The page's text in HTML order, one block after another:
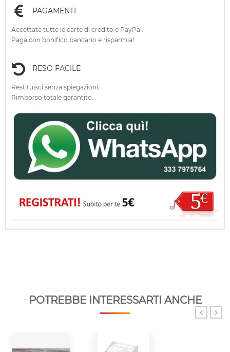
PAGAMENTI
Accettate tutte le carte di credito e PayPal.
Paga con bonifico bancario e risparmia!
RESO FACILE
Restituisci senza spiegazioni.
Rimborso totale garantito.
POTREBBE INTERESSARTI ANCHE